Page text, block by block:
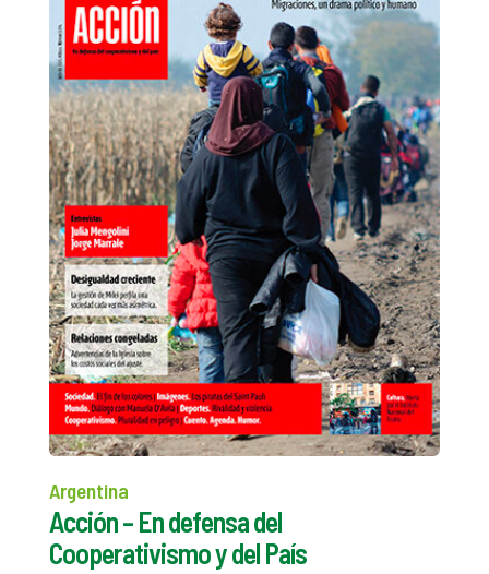
Argentina
Acción – En defensa del
Cooperativismo y del País